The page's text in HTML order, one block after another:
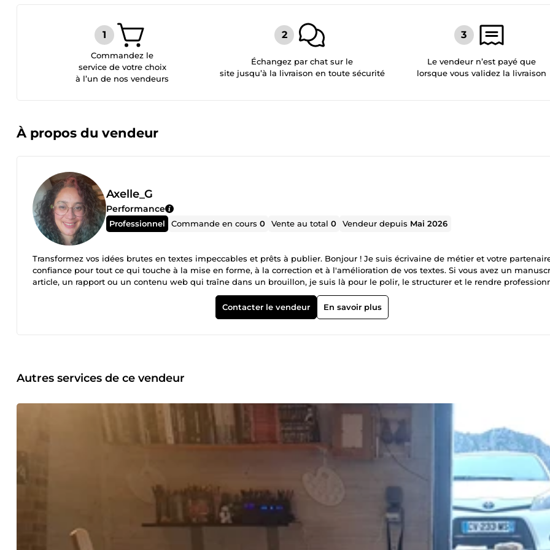
Commandez le
service de votre choix
à l’un de nos vendeurs
Échangez par chat sur le
site jusqu’à la livraison en toute sécurité
Le vendeur n’est payé que
lorsque vous validez la livraison
À propos du vendeur
Axelle_G
Performance
Professionnel Commande en cours0 Vente au total0 Vendeur depuis Mai 2026
Transformez vos idées brutes en textes impeccables et prêts à publier. Bonjour ! Je suis écrivaine de métier et votre
confiance pour tout ce qui touche à la mise en forme, à la correction et à l'amélioration de vos textes. Si vous avez un
article, un rapport ou un contenu web qui traîne dans un brouillon, je suis là pour le polir, le structurer et le rendre
Mon approche ne se limite pas à une simple correction orthographique. En tant qu'écrivaine, je comprends la nuance, le
l'impact des mots. Je ne me contente pas de repérer les fautes ; je m'assure que votre message est clair, fluide et percutant
votre lectorat. Mes services en détail : 📝 Saisie de texte rapide et précise : ✔️​ Transformez vos documents papier, scans, images
typographie. ✔️​ Harmonisation du style et de la cohérence du texte. Garantie : Aucun texte n'est publié sans ma validation
personnages peu crédibles. ✔️​ Retour constructif sur le style, le rythme et l'atmosphère. ✔️​ Rapport détaillé avec commentaires
positifs et pistes d'amélioration. Confidentialité absolue de votre œuvre. Pourquoi travailler avec moi ? 🌟​ Expertise d'écrivaine :
ne suis pas une simple machine à corriger. Je comprends les enjeux de l'écriture et je vous aide à atteindre le niveau de
que vous visez. 🌟​ Approche sur-mesure : Chaque texte est unique. Je m'adapte à votre ton, à votre public et à vos consignes
spécifiques. 🌟​ Rigueur et rapidité : Je respecte scrupuleusement les délais et je livre un travail soigné, sans erreur. 🌟​
contenu. 📜​ Mon processus de travail : Tout commence par un échange bienveillant où vous me confiez vos besoins et vos
documents. Je prends le temps de lire et de comprendre la nature de votre projet, qu'il s'agisse de saisie, de correction ou de
lecture, afin d'adapter ma méthode à votre style et à vos attentes spécifiques. Je m'attelle ensuite à l'exécution avec le plus
soin, portant chaque mot avec l'attention qu'il mérite, avant de vous livrer un fichier final soigné, dans le format de votre
à être utilisé ou publié. Je m'adresse avec passion aux auteurs qui souhaitent polir leur roman, aux étudiants et chercheurs
soucieux de la rigueur de leurs mémoires ou articles, ainsi qu'aux professionnels et entreprises ayant besoin d'une mise en
Contacter le vendeur En savoir plus
Autres services de ce vendeur